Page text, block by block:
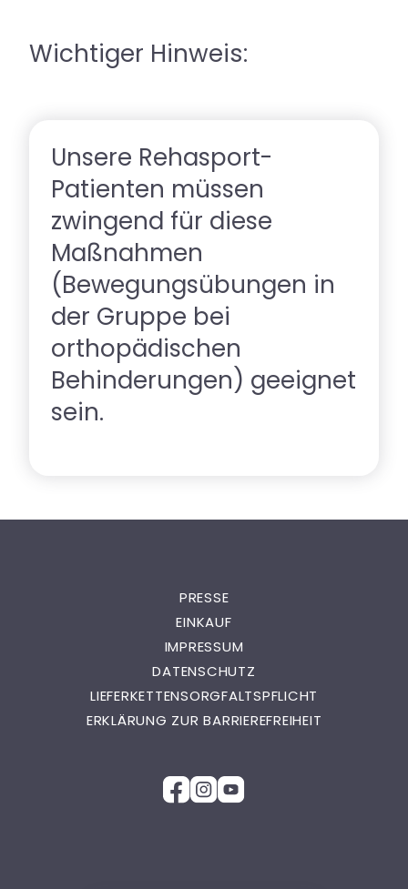
Wichtiger Hinweis:
Unsere Rehasport-
Patienten müssen
zwingend für diese
Maßnahmen
(Bewegungsübungen in
der Gruppe bei
orthopädischen
Behinderungen) geeignet
sein.
PRESSE
EINKAUF
IMPRESSUM
DATENSCHUTZ
LIEFERKETTENSORGFALTSPFLICHT
ERKLÄRUNG ZUR BARRIEREFREIHEIT